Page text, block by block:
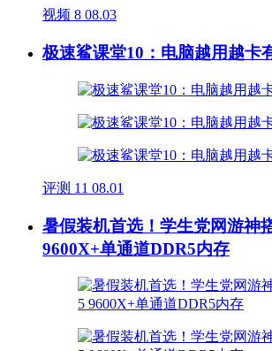
视频 8 08.03
极速鲨课堂10：电脑越用越卡
评测 11 08.01
暑假装机首选！学生党网游神
9600X+单通道DDR5内存